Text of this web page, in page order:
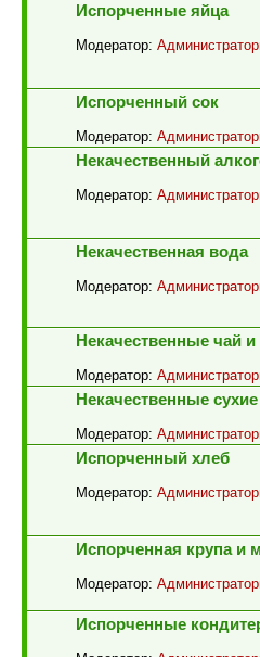
Испорченные яйца
Модератор:
Испорченный сок
Модератор:
Некачественный
Модератор:
Некачественная вода
Модератор:
Некачественные чай
Модератор:
Некачественные
Модератор:
Испорченный хлеб
Модератор:
Испорченная крупа и
Модератор:
Испорченные